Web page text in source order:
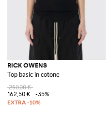
RICK OWENS
Top basic in cotone
250,00 €
162,50 €
-35%